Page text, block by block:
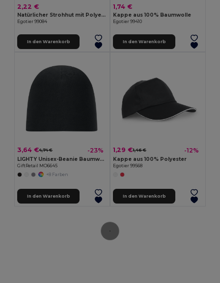
2,22 €
Natürlicher Strohhut mit Polyesterband
Egotier 99084
In den Warenkorb
1,74 €
Kappe aus 100% Baumwolle
Egotier 99410
In den Warenkorb
3,64 €4,74 € -23%
LIGHTY Unisex-Beanie Baumwolle
GiftRetail MO6645
+8 Farben
In den Warenkorb
1,29 €1,46 € -12%
Kappe aus 100% Polyester
Egotier 99568
In den Warenkorb